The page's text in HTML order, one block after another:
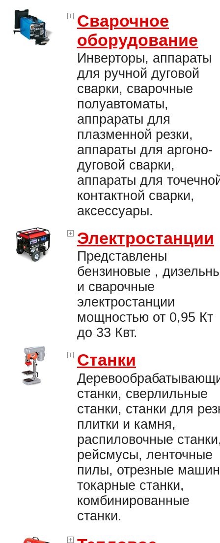
Сварочное
оборудование
Инверторы, аппараты
для ручной дуговой
сварки, сварочные
полуавтоматы,
аппрараты для
плазменной резки,
аппараты для аргоно-
дуговой сварки,
аппараты для
контактной сварки,
аксессуары.
Электростанции
Представлены
бензиновые ,
и сварочные
электростанции
мощностью от 0,95 Кт
до 33 Квт.
Станки
станки, сверлильные
станки, станки для
плитки и камня,
распиловочные
рейсмусы, ленточные
пилы, отрезные
токарные станки,
комбинированные
станки.